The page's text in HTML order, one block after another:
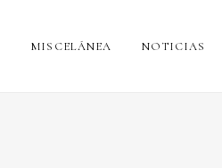
MISCELÁNEA NOTICIAS